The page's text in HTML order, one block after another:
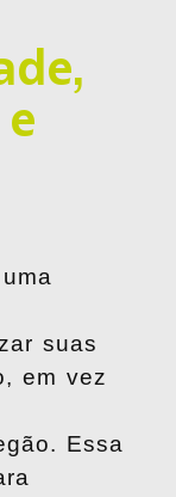
suas
em vez
. Essa